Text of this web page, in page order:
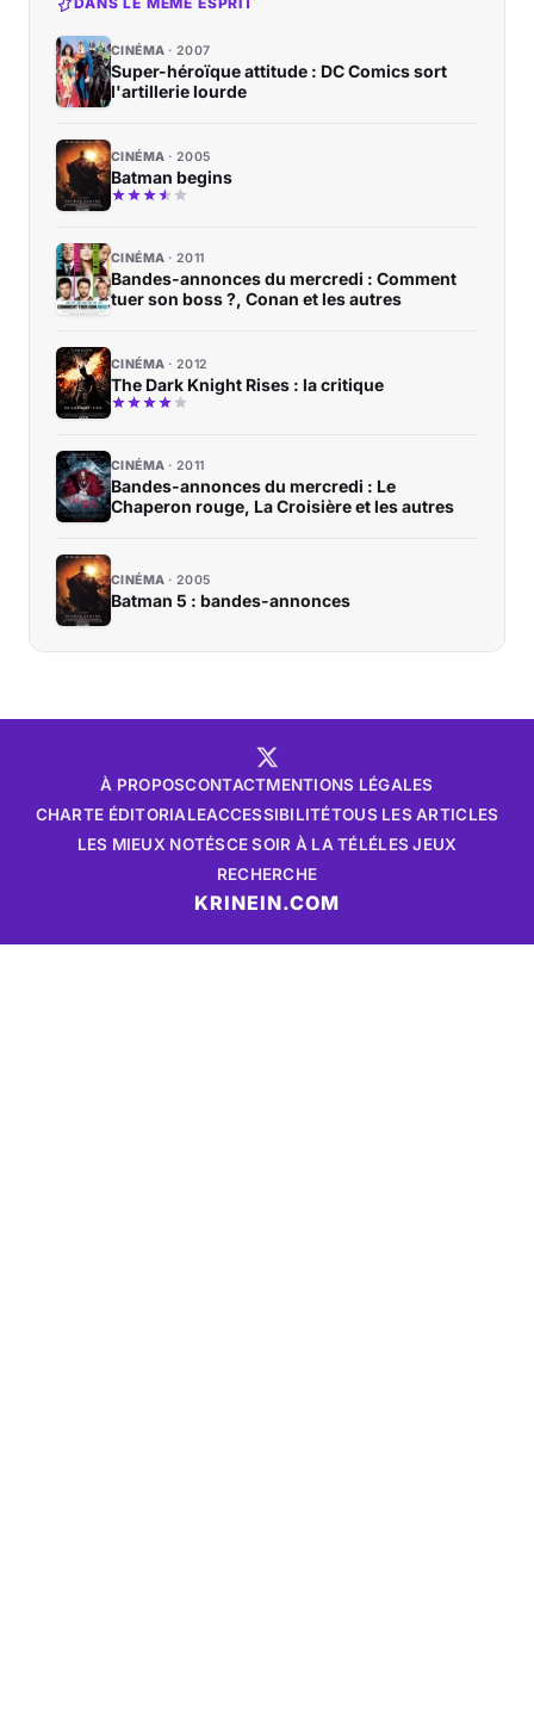
CINÉMA 2007
Super-héroïque attitude : DC Comics sort
l'artillerie lourde
CINÉMA 2005
Batman begins
CINÉMA 2011
Bandes-annonces du mercredi : Comment
tuer son boss ?, Conan et les autres
CINÉMA 2012
The Dark Knight Rises : la critique
CINÉMA 2011
Bandes-annonces du mercredi : Le
Chaperon rouge, La Croisière et les autres
CINÉMA 2005
Batman 5 : bandes-annonces
À PROPOSCONTACTMENTIONS LÉGALES
CHARTE ÉDITORIALEACCESSIBILITÉTOUS LES ARTICLES
LES MIEUX NOTÉSCE SOIR À LA TÉLÉLES JEUX
RECHERCHE
KRINEIN.COM